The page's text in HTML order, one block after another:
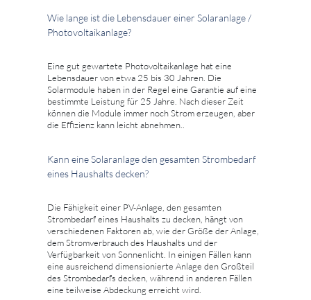
Wie lange ist die Lebensdauer einer Solaranlage /
Photovoltaikanlage?
Eine gut gewartete Photovoltaikanlage hat eine
Lebensdauer von etwa 25 bis 30 Jahren. Die
Solarmodule haben in der Regel eine Garantie auf eine
bestimmte Leistung für 25 Jahre. Nach dieser Zeit
können die Module immer noch Strom erzeugen, aber
die Effizienz kann leicht abnehmen..
Kann eine Solaranlage den gesamten Strombedarf
eines Haushalts decken?
Die Fähigkeit einer PV-Anlage, den gesamten
Strombedarf eines Haushalts zu decken, hängt von
verschiedenen Faktoren ab, wie der Größe der Anlage,
dem Stromverbrauch des Haushalts und der
Verfügbarkeit von Sonnenlicht. In einigen Fällen kann
eine ausreichend dimensionierte Anlage den Großteil
des Strombedarfs decken, während in anderen Fällen
eine teilweise Abdeckung erreicht wird.